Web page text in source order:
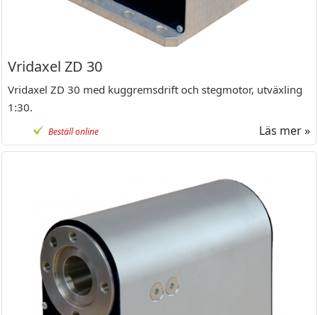
Vridaxel ZD 30
Vridaxel ZD 30 med kuggremsdrift och stegmotor, utväxling
1:30.
Beställ online Läs mer »